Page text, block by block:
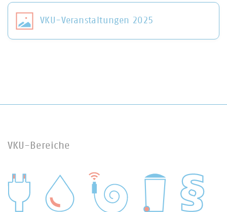
VKU-Veranstaltungen 2025
VKU-Bereiche